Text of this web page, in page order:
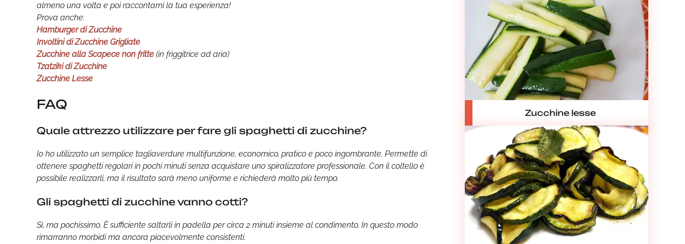
almeno una volta e poi raccontami la tua esperienza!
Prova anche:
Hamburger di Zucchine
Involtini di Zucchine Grigliate
Zucchine alla Scapece non fritte (in friggitrice ad aria)
Tzatziki di Zucchine
Zucchine Lesse
FAQ
Quale attrezzo utilizzare per fare gli spaghetti di zucchine?
Io ho utilizzato un semplice tagliaverdure multifunzione, economico, pratico e poco ingombrante. Permette di
ottenere spaghetti regolari in pochi minuti senza acquistare uno spiralizzatore professionale. Con il coltello è
possibile realizzarli, ma il risultato sarà meno uniforme e richiederà molto più tempo.
Gli spaghetti di zucchine vanno cotti?
Sì, ma pochissimo. È sufficiente saltarli in padella per circa 2 minuti insieme al condimento. In questo modo
rimarranno morbidi ma ancora piacevolmente consistenti.
Zucchine lesse